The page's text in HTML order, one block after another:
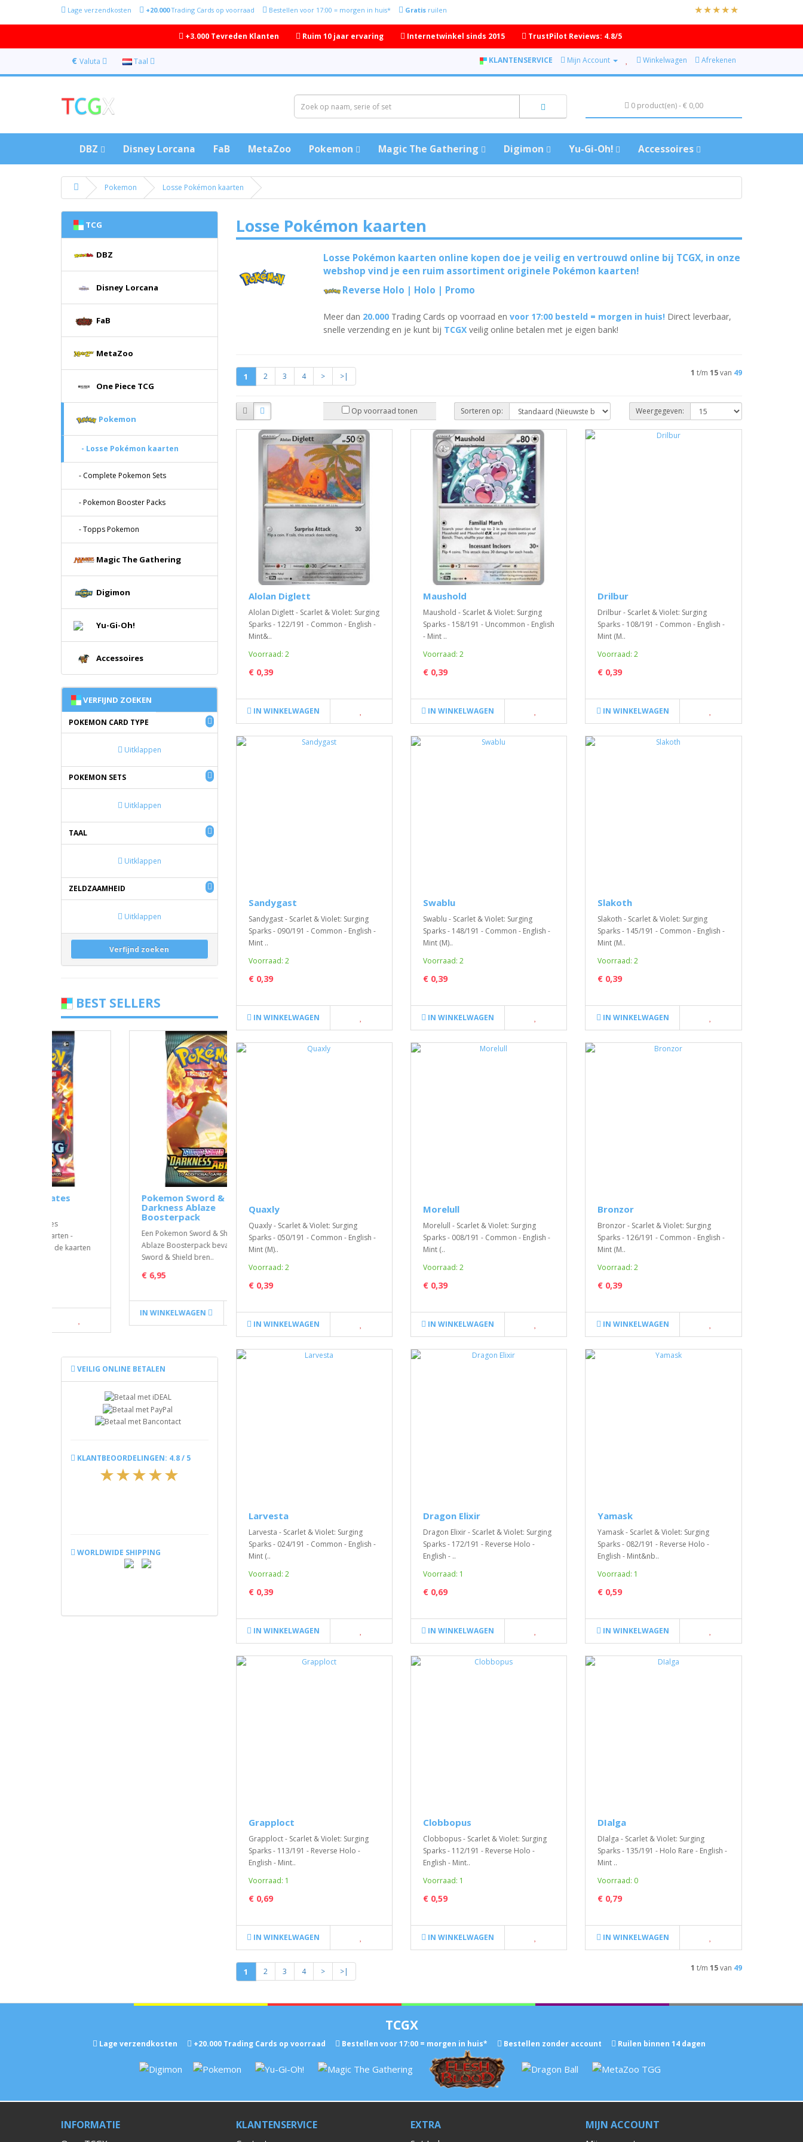
Lage verzendkosten +20.000Trading Cards op voorraad Bestellen voor 17:00 = morgen in huis* Gratis ruilen
+3.000 Tevreden Klanten Ruim 10 jaar ervaring Internetwinkel sinds 2015 TrustPilot Reviews: 4.8/5
€ Valuta Taal KLANTENSERVICE Mijn Account Winkelwagen Afrekenen
0 product(en) - € 0,00
DBZ Disney Lorcana FaB MetaZoo Pokemon Magic The Gathering Digimon Yu-Gi-Oh! Accessoires
Pokemon Losse Pokémon kaarten
TCG
DBZ
Disney Lorcana
FaB
MetaZoo
One Piece TCG
Pokemon
- Losse Pokémon kaarten
- Complete Pokemon Sets
- Pokemon Booster Packs
- Topps Pokemon
Magic The Gathering
Digimon
Yu-Gi-Oh!
Accessoires
VERFIJND ZOEKEN
POKEMON CARD TYPE
Uitklappen
POKEMON SETS
Uitklappen
TAAL
Uitklappen
ZELDZAAMHEID
Uitklappen
Verfijnd zoeken
BEST SELLERS
Pokemon Sword & Shield
Darkness Ablaze
Een Pokemon Sword & Shield Darkness
Ablaze Boosterpack bevat 10 kaarten.
Sword & Shield bren..
Ash's Pikachu - Promo SM108 - Sealed
Promo - English - Mint (M)Bekijk de
sealed versie op foto ..
€ 27,99
IN WINKELWAGEN
Pokemon GO – Booster Pack - EN -
NEW..
€ 8,99
IN WINKELWAGEN
Pokemon - Temporal Forces
VEILIG ONLINE BETALEN
KLANTBEOORDELINGEN: 4.8 / 5
WORLDWIDE SHIPPING
Losse Pokémon kaarten
Losse Pokémon kaarten online kopen doe je veilig en vertrouwd online bij TCGX, in onze
webshop vind je een ruim assortiment originele Pokémon kaarten!
Reverse Holo | Holo | Promo
Meer dan 20.000Trading Cards op voorraad en voor 17:00 besteld = morgen in huis! Direct leverbaar,
snelle verzending en je kunt bij TCGXveilig online betalen met je eigen bank!
1 2 3 4 > >| 1 t/m 15van 49
Op voorraad tonen Sorteren op: Weergegeven:
Alolan Diglett
Alolan Diglett - Scarlet & Violet: Surging
Sparks - 122/191 - Common - English -
Mint&..
Voorraad: 2
€ 0,39
IN WINKELWAGEN
Maushold
Maushold - Scarlet & Violet: Surging
Sparks - 158/191 - Uncommon - English
- Mint ..
Voorraad: 2
€ 0,39
IN WINKELWAGEN
Drilbur
Drilbur - Scarlet & Violet: Surging
Sparks - 108/191 - Common - English -
Mint (M..
Voorraad: 2
€ 0,39
IN WINKELWAGEN
Sandygast
Sandygast - Scarlet & Violet: Surging
Sparks - 090/191 - Common - English -
Mint ..
Voorraad: 2
€ 0,39
IN WINKELWAGEN
Swablu
Swablu - Scarlet & Violet: Surging
Sparks - 148/191 - Common - English -
Mint (M)..
Voorraad: 2
€ 0,39
IN WINKELWAGEN
Slakoth
Slakoth - Scarlet & Violet: Surging
Sparks - 145/191 - Common - English -
Mint (M..
Voorraad: 2
€ 0,39
IN WINKELWAGEN
Quaxly
Quaxly - Scarlet & Violet: Surging
Sparks - 050/191 - Common - English -
Mint (M)..
Voorraad: 2
€ 0,39
IN WINKELWAGEN
Morelull
Morelull - Scarlet & Violet: Surging
Sparks - 008/191 - Common - English -
Mint (..
Voorraad: 2
€ 0,39
IN WINKELWAGEN
Bronzor
Bronzor - Scarlet & Violet: Surging
Sparks - 126/191 - Common - English -
Mint (M..
Voorraad: 2
€ 0,39
IN WINKELWAGEN
Larvesta
Larvesta - Scarlet & Violet: Surging
Sparks - 024/191 - Common - English -
Mint (..
Voorraad: 2
€ 0,39
IN WINKELWAGEN
Dragon Elixir
Dragon Elixir - Scarlet & Violet: Surging
Sparks - 172/191 - Reverse Holo -
English - ..
Voorraad: 1
€ 0,69
IN WINKELWAGEN
Yamask
Yamask - Scarlet & Violet: Surging
Sparks - 082/191 - Reverse Holo -
English - Mint&nb..
Voorraad: 1
€ 0,59
IN WINKELWAGEN
Grapploct
Grapploct - Scarlet & Violet: Surging
Sparks - 113/191 - Reverse Holo -
English - Mint..
Voorraad: 1
€ 0,69
IN WINKELWAGEN
Clobbopus
Clobbopus - Scarlet & Violet: Surging
Sparks - 112/191 - Reverse Holo -
English - Mint..
Voorraad: 1
€ 0,59
IN WINKELWAGEN
DIalga
DIalga - Scarlet & Violet: Surging
Sparks - 135/191 - Holo Rare - English -
Mint ..
Voorraad: 0
€ 0,79
IN WINKELWAGEN
1 2 3 4 > >| 1 t/m 15van 49
TCGX
Lage verzendkosten +20.000 Trading Cards op voorraad Bestellen voor 17:00 = morgen in huis* Bestellen zonder account Ruilen binnen 14 dagen
INFORMATIE KLANTENSERVICE EXTRA MIJN ACCOUNT